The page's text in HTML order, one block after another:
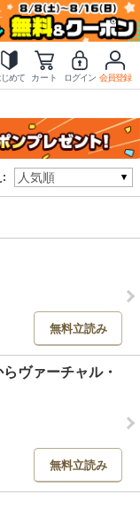
めて カート ログイン 会員登録
:
無料立読み
ヴァーチャル・
無料立読み